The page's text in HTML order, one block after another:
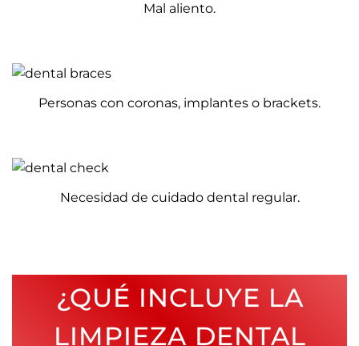
Mal aliento.
Personas con coronas, implantes o brackets.
Necesidad de cuidado dental regular.
¿QUÉ INCLUYE LA
LIMPIEZA DENTAL